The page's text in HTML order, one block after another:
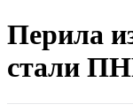
Перила
стали